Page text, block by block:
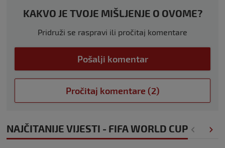
KAKVO JE TVOJE MIŠLJENJE O OVOME?
Pridruži se raspravi ili pročitaj komentare
Pošalji komentar
Pročitaj komentare (2)
NAJČITANIJE VIJESTI - FIFA WORLD CUP